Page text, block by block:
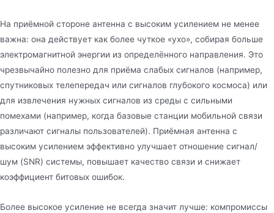
На приёмной стороне антенна с высоким усилением не менее
важна: она действует как более чуткое «ухо», собирая больше
электромагнитной энергии из определённого направления. Это
чрезвычайно полезно для приёма слабых сигналов (например,
спутниковых телепередач или сигналов глубокого космоса) или
для извлечения нужных сигналов из среды с сильными
помехами (например, когда базовые станции мобильной связи
различают сигналы пользователей). Приёмная антенна с
высоким усилением эффективно улучшает отношение сигнал/
шум (SNR) системы, повышает качество связи и снижает
коэффициент битовых ошибок.
Более высокое усиление не всегда значит лучше: компромиссы